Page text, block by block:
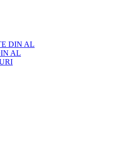
DIN AL
AL